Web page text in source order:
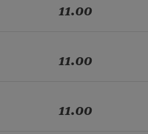
11.00
11.00
11.00